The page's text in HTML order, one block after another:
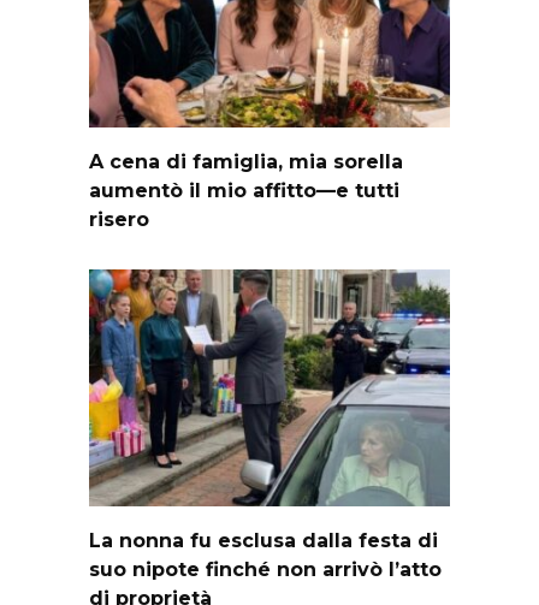
A cena di famiglia, mia sorella
aumentò il mio affitto—e tutti
risero
La nonna fu esclusa dalla festa di
suo nipote finché non arrivò l’atto
di proprietà